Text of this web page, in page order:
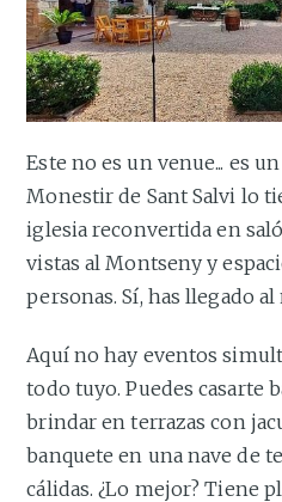
Este no es un venue... es
Monestir de Sant Salvi lo
iglesia reconvertida en
vistas al Montseny y
personas. Sí, has llegado al
Aquí no hay eventos
todo tuyo. Puedes casarte
brindar en terrazas con
banquete en una nave de
cálidas. ¿Lo mejor? Tiene